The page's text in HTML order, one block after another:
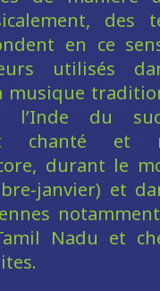
des
en ce
utilisés
musique
l’Inde du
et
durant le
janvier) et
Nadu et